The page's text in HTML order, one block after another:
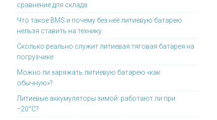
сравнение для склада
Что такое BMS и почему без неё литиевую батарею
нельзя ставить на технику
Сколько реально служит литиевая тяговая батарея на
погрузчике
Можно ли заряжать литиевую батарею «как
обычную»?
Литиевые аккумуляторы зимой: работают ли при
−20°C?